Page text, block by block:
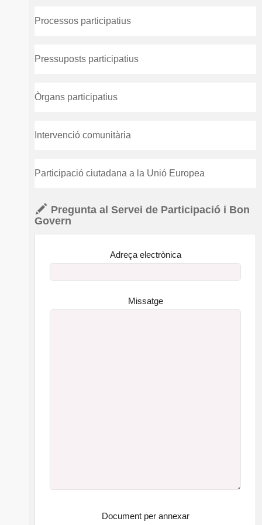
Processos participatius
Pressuposts participatius
Òrgans participatius
Intervenció comunitària
Participació ciutadana a la Unió Europea
Pregunta al Servei de Participació i Bon
Govern
Adreça electrònica
Missatge
Document per annexar